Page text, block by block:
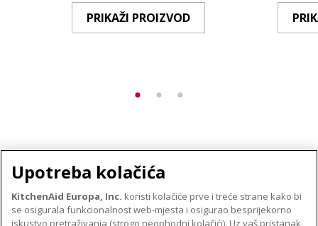
PRIKAŽI PROIZVOD
O TVRTKI KITCHENAID
Upotreba kolačića
KitchenAid Europa, Inc. koristi kolačiće prve i treće strane kako bi
se osigurala funkcionalnost web-mjesta i osigurao besprijekorno